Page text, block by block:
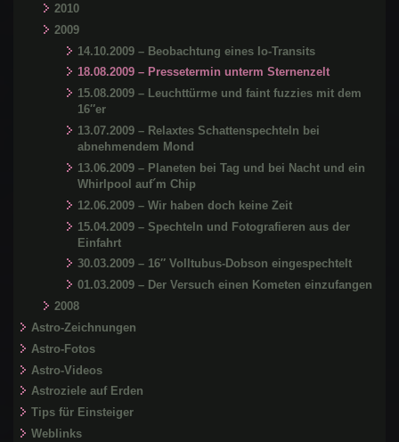
2010
2009
14.10.2009 – Beobachtung eines Io-Transits
18.08.2009 – Pressetermin unterm Sternenzelt
15.08.2009 – Leuchttürme und faint fuzzies mit dem
16″er
13.07.2009 – Relaxtes Schattenspechteln bei
abnehmendem Mond
13.06.2009 – Planeten bei Tag und bei Nacht und ein
Whirlpool auf´m Chip
12.06.2009 – Wir haben doch keine Zeit
15.04.2009 – Spechteln und Fotografieren aus der
Einfahrt
30.03.2009 – 16″ Volltubus-Dobson eingespechtelt
01.03.2009 – Der Versuch einen Kometen einzufangen
2008
Astro-Zeichnungen
Astro-Fotos
Astro-Videos
Astroziele auf Erden
Tips für Einsteiger
Weblinks